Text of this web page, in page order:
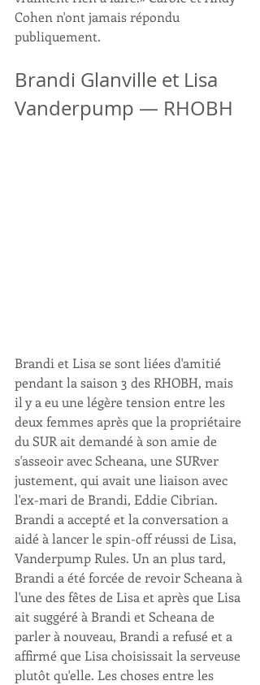
Cohen n'ont jamais répondu
publiquement.
Brandi Glanville et Lisa
Vanderpump — RHOBH
Brandi et Lisa se sont liées d'amitié
pendant la saison 3 des RHOBH, mais
il y a eu une légère tension entre les
deux femmes après que la propriétaire
du SUR ait demandé à son amie de
s'asseoir avec Scheana, une SURver
justement, qui avait une liaison avec
l'ex-mari de Brandi, Eddie Cibrian.
Brandi a accepté et la conversation a
aidé à lancer le spin-off réussi de Lisa,
Vanderpump Rules. Un an plus tard,
Brandi a été forcée de revoir Scheana à
l'une des fêtes de Lisa et après que Lisa
ait suggéré à Brandi et Scheana de
parler à nouveau, Brandi a refusé et a
affirmé que Lisa choisissait la serveuse
plutôt qu'elle. Les choses entre les